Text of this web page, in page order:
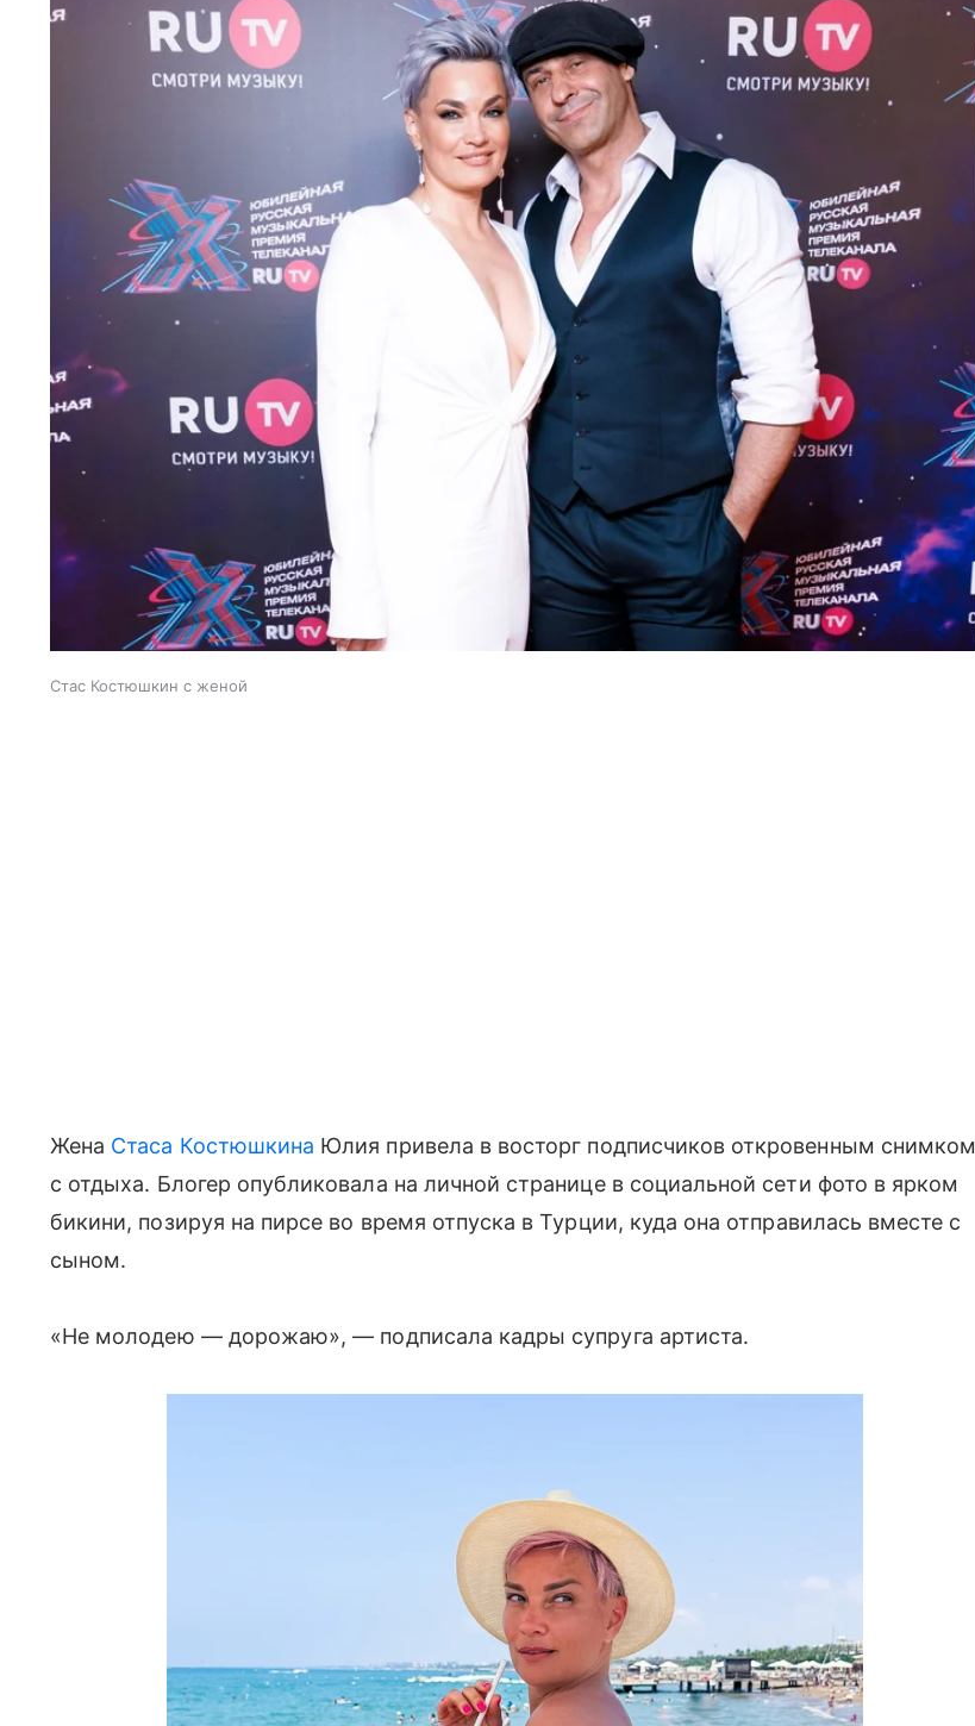
Стас Костюшкин с женой
Жена Стаса Костюшкина Юлия привела в восторг подписчиков откровенным снимком
с отдыха. Блогер опубликовала на личной странице в социальной сети фото в ярком
бикини, позируя на пирсе во время отпуска в Турции, куда она отправилась вместе с
сыном.
«Не молодею — дорожаю», — подписала кадры супруга артиста.